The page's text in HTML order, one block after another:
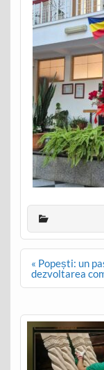
Post
navigation
« Popești: un
dezvoltarea